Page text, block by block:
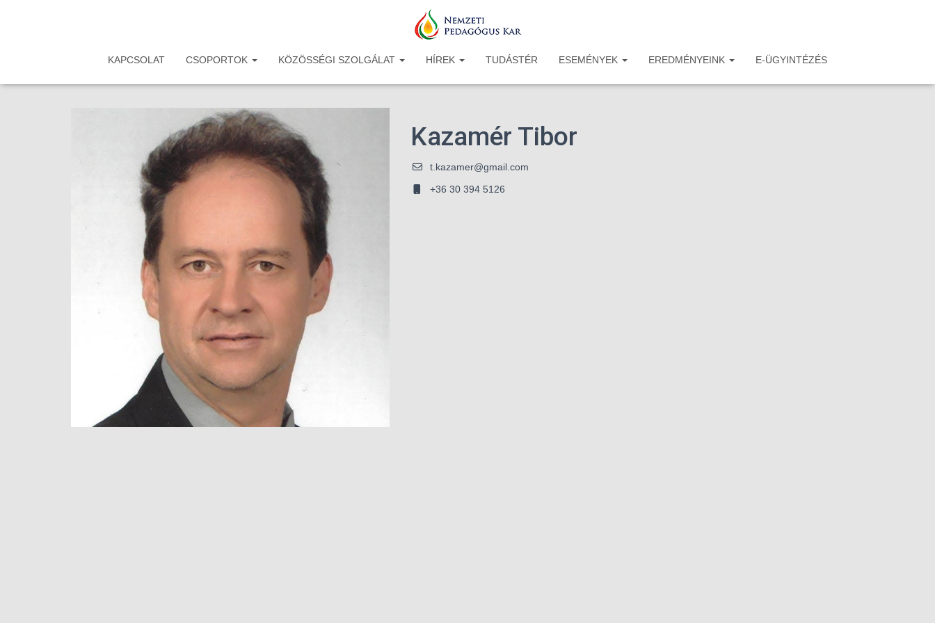
KAPCSOLAT CSOPORTOK KÖZÖSSÉGI SZOLGÁLAT HÍREK TUDÁSTÉR ESEMÉNYEK EREDMÉNYEINK E-ÜGYINTÉZÉS
Kazamér Tibor
t.kazamer@gmail.com
+36 30 394 5126